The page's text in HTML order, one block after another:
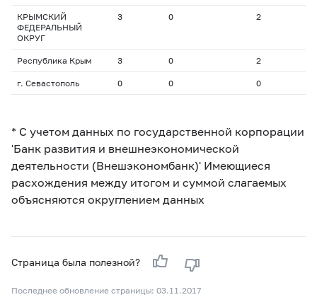
КРЫМСКИЙ
ФЕДЕРАЛЬНЫЙ
ОКРУГ
3 0 2
Республика Крым 3 0 2
г. Севастополь 0 0 0
* С учетом данных по государственной корпорации
'Банк развития и внешнеэкономической
деятельности (Внешэкономбанк)' Имеющиеся
расхождения между итогом и суммой слагаемых
объясняются округлением данных
Страница была полезной?
Последнее обновление страницы: 03.11.2017